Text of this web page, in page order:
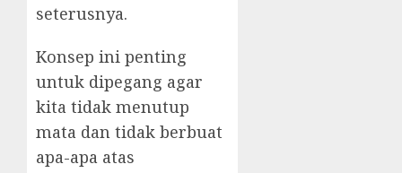
seterusnya.
Konsep ini penting
untuk dipegang agar
kita tidak menutup
mata dan tidak berbuat
apa-apa atas